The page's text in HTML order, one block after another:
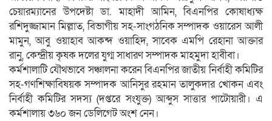
চেয়ারম্যানের উপদেষ্টা ডা. মাহাদী আমিন, বিএনপির কোষাধ্যক্ষ
রশিদুজ্জামান মিল্লাত, বিভাগীয় সহ-সাংগঠনিক সম্পাদক ওয়ারেস আলী
মামুন, আবু ওয়াহাব আকন্দ ওয়াহিদ, সাবেক এমপি রেহানা আক্তার
রানু, কেন্দ্রীয় কৃষক দলের যুগ্ম সাধারণ সম্পাদক মাহমুদা হাবীবা।
কর্মশালাটি যৌথভাবে সঞ্চালনা করেন বিএনপির জাতীয় নির্বাহী কমিটির
সহ-গণশিক্ষাবিষয়ক সম্পাদক আনিসুর রহমান তালুকদার খোকন এবং
নির্বাহী কমিটির সদস্য (দপ্তরে সংযুক্ত) আব্দুস সাত্তার পাটোয়ারী। এ
কর্মশালায় ৩৬০ জন ডেলিগেট অংশ নেন।